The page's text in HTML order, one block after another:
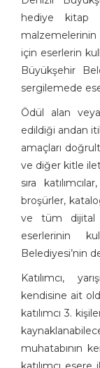
hediye
için eserlerin
Büyükşehir
sergilemede
Ödül alan
edildiği andan
amaçları
ve diğer kitle
sıra
broşürler,
ve tüm dijital
eserlerinin
Belediyesi’nin
Katılımcı,
kendisine ait
katılımcı 3.
muhatabının